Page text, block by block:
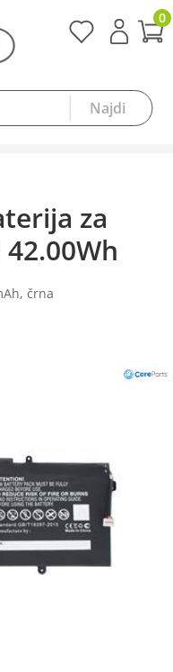
0
za
črna